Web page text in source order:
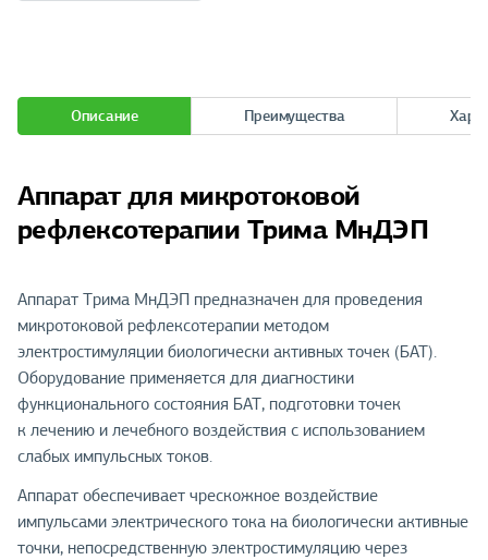
Описание Преимущества
Аппарат для микротоковой
рефлексотерапии Трима МнДЭП
Аппарат Трима МнДЭП предназначен для проведения
микротоковой рефлексотерапии методом
электростимуляции биологически активных точек (БАТ).
Оборудование применяется для диагностики
функционального состояния БАТ, подготовки точек
к лечению и лечебного воздействия с использованием
слабых импульсных токов.
Аппарат обеспечивает чрескожное воздействие
импульсами электрического тока на биологически активные
точки, непосредственную электростимуляцию через